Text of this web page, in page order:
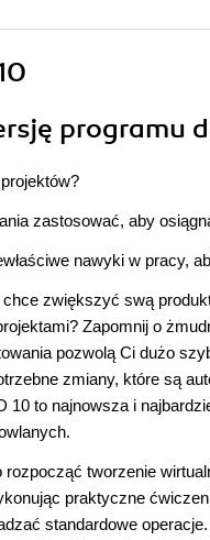
programu
zastosować, aby
nawyki w pracy,
zwiększyć swą
Zapomnij o
pozwolą Ci dużo
zmiany, które są
10 to najnowsza i
tworzenie
praktyczne
standardowe